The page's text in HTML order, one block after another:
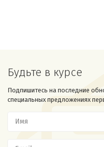
Будьте в курсе
Подпишитесь на последние
специальных предложениях